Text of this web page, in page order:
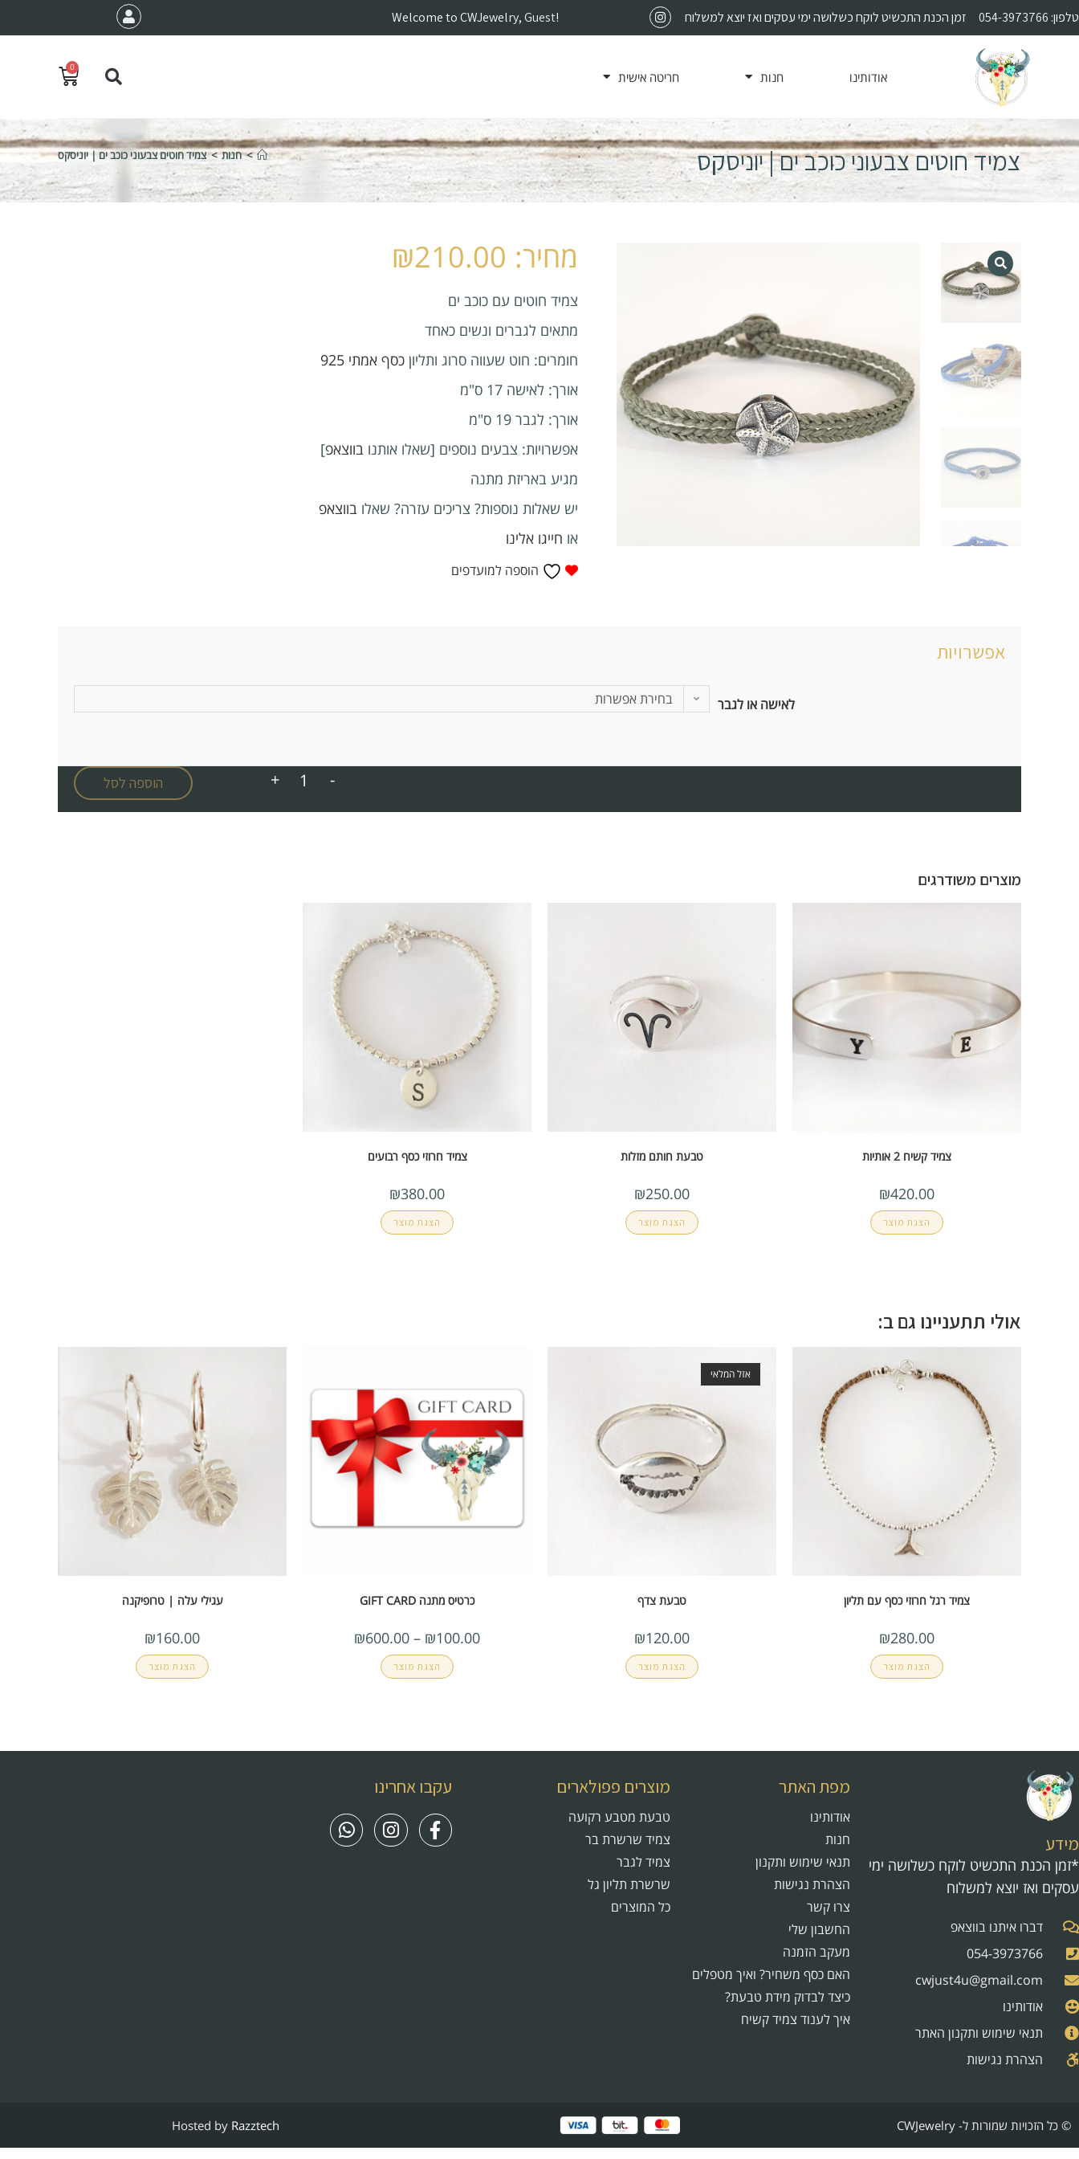
טלפון: 054-3973766 זמן הכנת התכשיט לוקח כשלושה ימי עסקים ואז יוצא למשלוח Welcome to CWJewelry,Guest!
אודותינו חנות חריטה אישית
0
צמיד חוטים צבעוני כוכב ים | יוניסקס > חנות > צמיד חוטים צבעוני כוכב ים | יוניסקס
₪210.00
צמיד חוטים עם כוכב ים
מתאים לגברים ונשים כאחד
חומרים: חוט שעווה סרוג ותליון כסף אמתי 925
אורך: לאישה 17 ס"מ
אורך: לגבר 19 ס"מ
אפשרויות: צבעים נוספים [שאלו אותנו בווצאפ]
מגיע באריזת מתנה
יש שאלות נוספות? צריכים עזרה? שאלו בווצאפ
או חייגו אלינו
הוספה למועדפים
לאישה או לגבר בחירת אפשרות
-
+ הוספה לסל
מוצרים משודרגים
צמיד קשיח 2 אותיות
₪420.00
הצגת מוצר
טבעת חותם מזלות
₪250.00
הצגת מוצר
צמיד חרוזי כסף רבועים
₪380.00
הצגת מוצר
אולי תתעניינו גם ב:
צמיד רגל חרוזי כסף עם תליון
₪280.00
הצגת מוצר
אזל המלאי
טבעת צדף
₪120.00
הצגת מוצר
כרטיס מתנה GIFT CARD
₪100.00
–
₪600.00
הצגת מוצר
עגילי עלה | טרופיקנה
₪160.00
הצגת מוצר
מידע
*זמן הכנת התכשיט לוקח כשלושה ימי
עסקים ואז יוצא למשלוח
דברו איתנו בווצאפ
054-3973766
cwjust4u@gmail.com
אודותינו
תנאי שימוש ותקנון האתר
הצהרת נגישות
מפת האתר
אודותינו
חנות
תנאי שימוש ותקנון
הצהרת נגישות
צרו קשר
החשבון שלי
מעקב הזמנה
האם כסף משחיר? ואיך מטפלים
כיצד לבדוק מידת טבעת?
איך לענוד צמיד קשיח
מוצרים פפולארים
טבעת מטבע רקועה
צמיד שרשרת בר
צמיד לגבר
שרשרת תליון גל
כל המוצרים
עקבו אחרינו
© כל הזכויות שמורות ל- CWJewelry Hosted by Razztech